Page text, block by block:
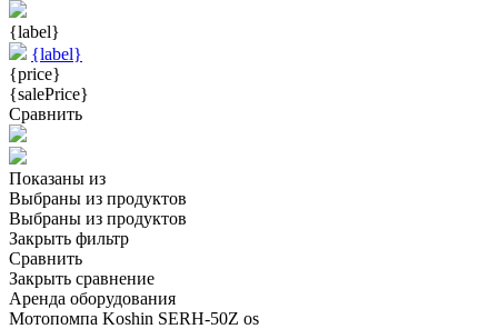
{label}
{label}
{price}
{salePrice}
Сравнить
Показаны из
Выбраны из продуктов
Выбраны из продуктов
Закрыть фильтр
Сравнить
Закрыть сравнение
Аренда оборудования
Мотопомпа Koshin SERH-50Z os